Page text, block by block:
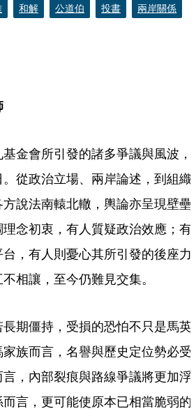
和解 公道伯 投書
兩岸關係
金會所引發的諸多爭議與風波，
從政治立場、兩岸論述，到組織
說法南轅北轍，輿論亦呈現壁壘
念初衷，有人質疑政治效應；有
，有人則憂心其所引發的後座力
相讓，至今仍難見交集。
期僵持，受損的恐怕不只是馬英
族而言，名譽與歷史定位勢必受
，內部裂痕與路線爭議將更加浮
言，更可能使原本已相當脆弱的